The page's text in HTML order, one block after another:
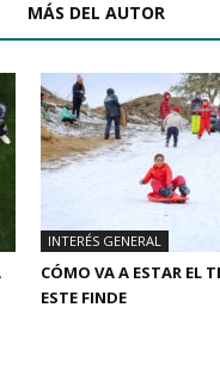
MÁS DEL AUTOR
INTERÉS GENERAL
CÓMO VA A ESTAR EL
ESTE FINDE